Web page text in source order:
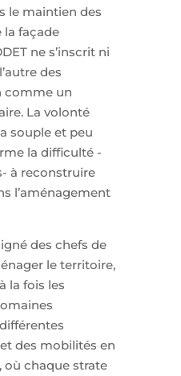
le maintien des
la façade
ne s’inscrit ni
des
comme un
La volonté
souple et peu
la difficulté -
à reconstruire
l’aménagement
des chefs de
le territoire,
la fois les
des mobilités en
où chaque strate